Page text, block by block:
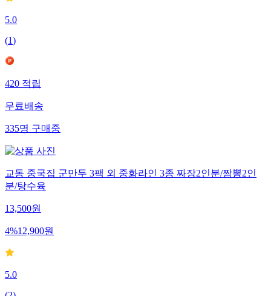
5.0
(1)
420 적립
무료배송
335명 구매중
교동 중국집 군만두 3팩 외 중화라인 3종 짜장2인분/짬뽕2인
분/탕수육
13,500원
4%12,900원
5.0